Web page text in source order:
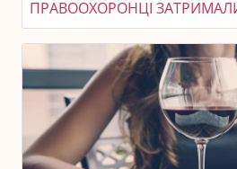
ПРАВООХОРОНЦІ